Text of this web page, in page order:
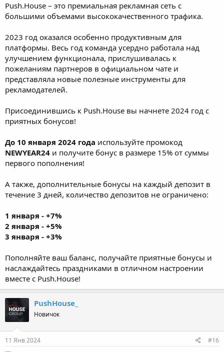
Push.House – это премиальная рекламная сеть с
большими объемами высококачественного трафика.
2023 год оказался особенно продуктивным для
платформы. Весь год команда усердно работала над
улучшением функционала, прислушивалась к
пожеланиям партнеров в официальном чате и
представляла новые полезные инструменты для
рекламодателей.
Присоединившись к Push.House вы начнете 2024 год с
приятных бонусов!
До 10 января 2024 года используйте промокод
NEWYEAR24 и получите бонус в размере 15% от суммы
первого пополнения!
А также, дополнительные бонусы на каждый депозит в
течение 3 дней, количество депозитов не ограничено:
1 января - +7%
2 января - +5%
3 января - +3%
Пополняйте ваш баланс, получайте приятные бонусы и
наслаждайтесь праздниками в отличном настроении
вместе с Push.House!
PushHouse_
Новичок
11 Янв 2024 #16